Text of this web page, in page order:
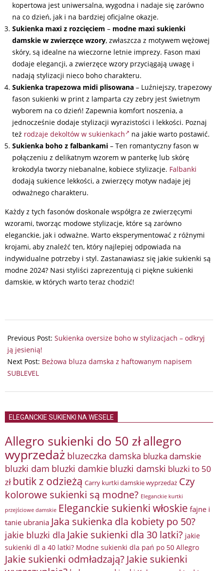
kopertowa jest uniwersalna, wygodna i nadaje się zarówno
na co dzień, jak i na bardziej oficjalne okazje.
Sukienka maxi z rozcięciem – modne maxi sukienki
damskie w zwierzęce wzory, zwłaszcza z motywem wężowej
skóry, są idealne na wieczorne letnie imprezy. Fason maxi
dodaje elegancji, a zwierzęce wzory przyciągają uwagę i
nadają stylizacji nieco boho charakteru.
Sukienka trapezowa midi plisowana – Luźniejszy, trapezowy
fason sukienki w print z lamparta czy zebry jest świetnym
wyborem na co dzień! Zapewnia komfort noszenia, a
jednocześnie dodaje stylizacji wyrazistości i lekkości. Poznaj
też rodzaje dekoltów w sukienkach
na jakie warto postawić.
Sukienka boho z falbankami – Ten romantyczny fason w
połączeniu z delikatnym wzorem w panterkę lub skórę
krokodyla tworzy niebanalne, kobiece stylizacje. Falbanki
dodają sukience lekkości, a zwierzęcy motyw nadaje jej
odważnego charakteru.
Każdy z tych fasonów doskonale współgra ze zwierzęcymi
wzorami, tworząc modowe stylizacje, które są zarówno
eleganckie, jak i odważne. Warto eksperymentować z różnymi
krojami, aby znaleźć ten, który najlepiej odpowiada na
indywidualne potrzeby i styl. Zastanawiasz się jakie sukienki są
modne 2024? Nasi styliści zaprezentują ci piękne sukienki
damskie, w których warto teraz chodzić!
09-
12
Previous Post: Sukienka oversize boho w stylizacjach – odkryj
ją jesienią!
Next Post: Beżowa bluza damska z haftowanym napisem
SUBLEVEL
ELEGANCKIE SUKIENKI NA WESELE
Allegro sukienki do 50 złallegro
wyprzedaż bluzeczka damska bluzka damskie
bluzki dam bluzki damkie bluzki damski bluzki to 50
zł butik z odzieżą Carry kurtki damskie wyprzedaż Czy
kolorowe sukienki są modne? Eleganckie kurtki
przejściowe damskie Eleganckie sukienki włoskie fajne i
tanie ubrania Jaka sukienka dla kobiety po 50?
jakie bluzki dla Jakie sukienki dla 30 latki? jakie
sukienki dl a 40 latki? Modne sukienki dla pań po 50 Allegro
Jakie sukienki odmładzają? Jakie sukienki